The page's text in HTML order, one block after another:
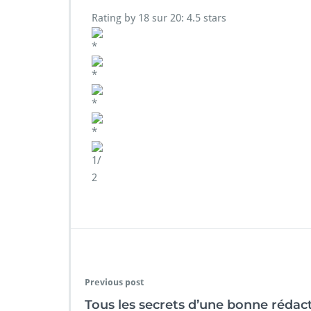
Rating by 18 sur 20: 4.5 stars
Previous post
Tous les secrets d’une bonne